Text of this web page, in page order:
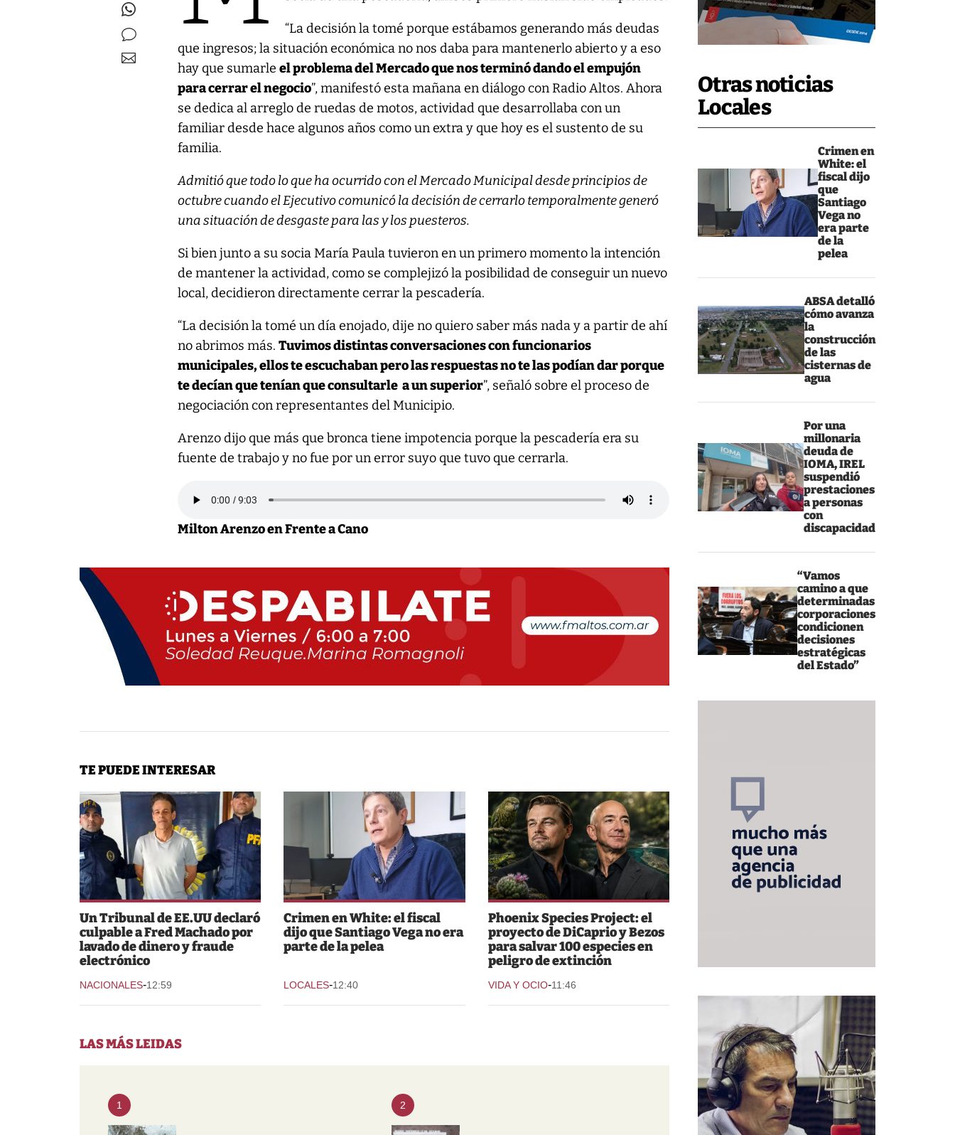
Otras noticias
Locales
Crimen en
White: el
fiscal dijo
que
Santiago
Vega no
era parte
de la
pelea
ABSA detalló
cómo avanza
la
construcción
de las
cisternas de
agua
Por una
millonaria
deuda de
IOMA, IREL
suspendió
prestaciones
a personas
con
discapacidad
“Vamos
camino a que
determinadas
corporaciones
condicionen
decisiones
estratégicas
del Estado”
“La decisión la tomé porque estábamos generando más deudas
que ingresos; la situación económica no nos daba para mantenerlo abierto y a eso
hay que sumarleel problema del Mercado que nos terminó dando el empujón
para cerrar el negocio”, manifestó esta mañana en diálogo con Radio Altos. Ahora
se dedica al arreglo de ruedas de motos, actividad que desarrollaba con un
familiar desde hace algunos años como un extra y que hoy es el sustento de su
familia.
Admitió que todo lo que ha ocurrido con el Mercado Municipal desde principios de
octubre cuando el Ejecutivo comunicó la decisión de cerrarlo temporalmente generó
una situación de desgaste para las y los puesteros.
Si bien junto a su socia María Paula tuvieron en un primero momento la intención
de mantener la actividad, como se complejizó la posibilidad de conseguir un nuevo
local, decidieron directamente cerrar la pescadería.
“La decisión la tomé un día enojado, dije no quiero saber más nada y a partir de ahí
no abrimos más.Tuvimos distintas conversaciones con funcionarios
municipales, ellos te escuchaban pero las respuestas no te las podían dar porque
te decían que tenían que consultarle a un superior”, señaló sobre el proceso de
negociación con representantes del Municipio.
Arenzo dijo que más que bronca tiene impotencia porque la pescadería era su
fuente de trabajo y no fue por un error suyo que tuvo que cerrarla.
Milton Arenzo en Frente a Cano
TE PUEDE INTERESAR
Un Tribunal de EE.UU declaró
culpable a Fred Machado por
lavado de dinero y fraude
electrónico
NACIONALES-12:59
Crimen en White: el fiscal
dijo que Santiago Vega no era
parte de la pelea
LOCALES-12:40
Phoenix Species Project: el
proyecto de DiCaprio y Bezos
para salvar 100 especies en
peligro de extinción
VIDA Y OCIO-11:46
LAS MÁS LEIDAS
1 2